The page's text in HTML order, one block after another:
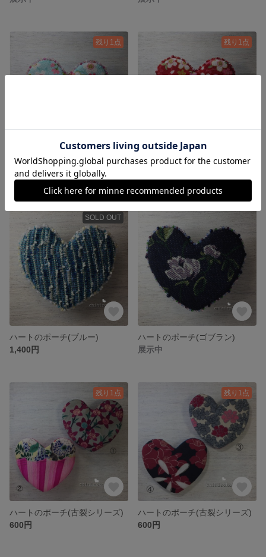
残り1点
ハートのポーチ(ちりめんプリントさくらブルー)
1,400円
残り1点
ハートのポーチ(ちりめんプリントさくら赤)
SOLD OUT
ハートのポーチ(ブルー)
1,400円
ハートのポーチ(ゴブラン)
展示中
残り1点
ハートのポーチ(古裂シリーズ)
600円
残り1点
ハートのポーチ(古裂シリーズ)
600円